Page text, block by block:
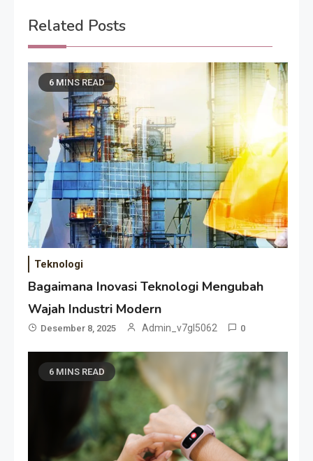
Related Posts
6 MINS READ
Teknologi
Bagaimana Inovasi Teknologi Mengubah
Wajah Industri Modern
Desember 8, 2025 Admin_v7gl5062 0
6 MINS READ